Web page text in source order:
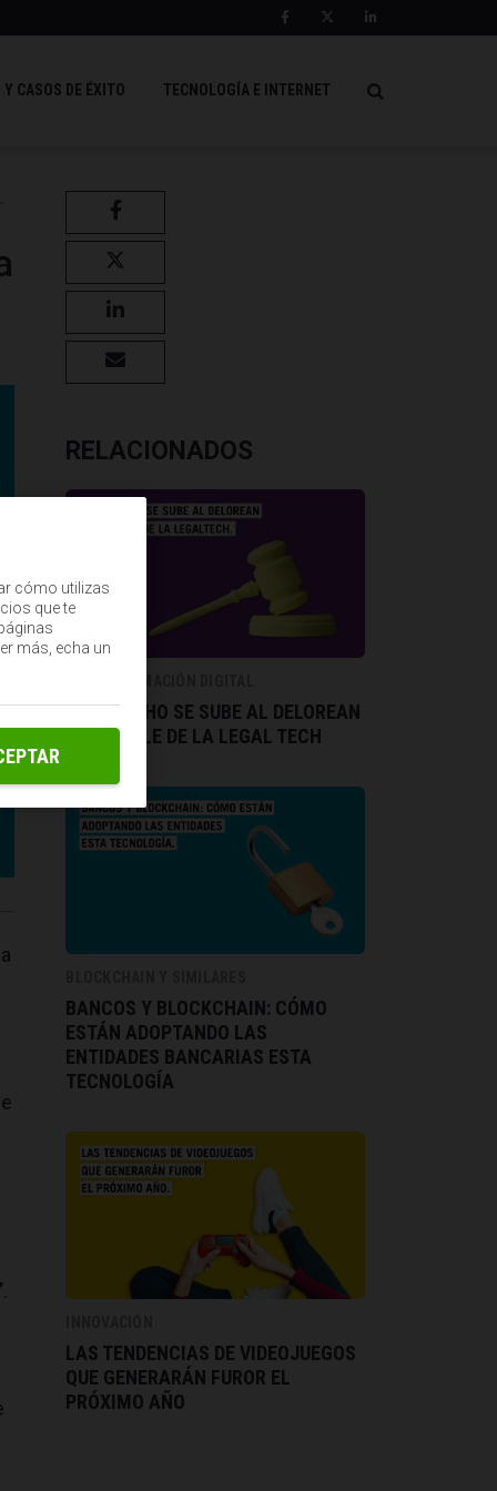
Y CASOS DE ÉXITO TECNOLOGÍA E INTERNET
.
RELACIONADOS
EL DERECHO SE SUBE AL DELOREAN
IMPARABLE DE LA LEGAL TECH
BANCOS Y BLOCKCHAIN: CÓMO
ESTÁN ADOPTANDO LAS
ENTIDADES BANCARIAS ESTA
TECNOLOGÍA
LAS TENDENCIAS DE VIDEOJUEGOS
QUE GENERARÁN FUROR EL
PRÓXIMO AÑO
cómo utilizas
que te
más, echa un